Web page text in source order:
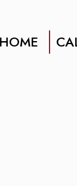
HOME